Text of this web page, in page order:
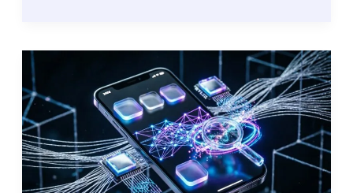
تزيد
نجاحه
تسويقياً:
الدليل
الشامل